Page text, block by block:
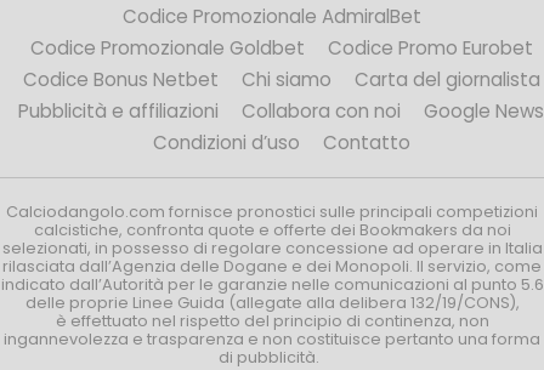
Codice Promozionale AdmiralBet
Codice Promozionale Goldbet
Codice Promo Eurobet
Codice Bonus Netbet
Chi siamo
Carta del giornalista
Pubblicità e affiliazioni
Collabora con noi
Google News
Condizioni d’uso
Contatto
Calciodangolo.com fornisce pronostici sulle principali competizioni
calcistiche, confronta quote e offerte dei Bookmakers da noi
selezionati, in possesso di regolare concessione ad operare in Italia
rilasciata dall’Agenzia delle Dogane e dei Monopoli. Il servizio, come
indicato dall’Autorità per le garanzie nelle comunicazioni al punto 5.6
delle proprie Linee Guida (allegate alla delibera 132/19/CONS),
è effettuato nel rispetto del principio di continenza, non
ingannevolezza e trasparenza e non costituisce pertanto una forma
di pubblicità.